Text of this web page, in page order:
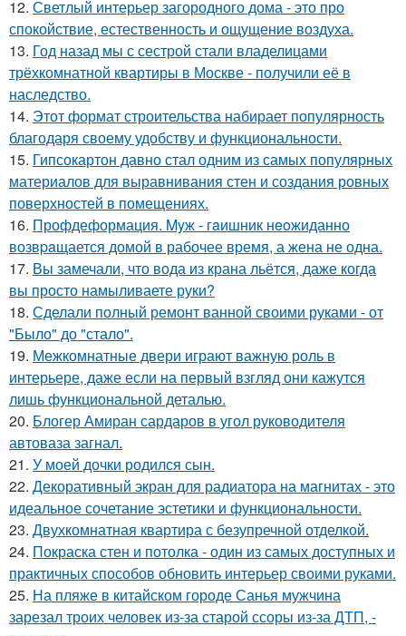
12. Светлый интерьер загородного дома - это про
спокойствие, естественность и ощущение воздуха.
13. Год назад мы с сестрой стали владелицами
трёхкомнатной квартиры в Москве - получили её в
наследство.
14. Этот формат строительства набирает популярность
благодаря своему удобству и функциональности.
15. Гипсокартон давно стал одним из самых популярных
материалов для выравнивания стен и создания ровных
поверхностей в помещениях.
16. Профдеформация. Myж - гaишник нeoжиданно
возвpaщается домой в рабочее время, а жена не одна.
17. Вы замечали, что вода из крана льётся, даже когда
вы просто намыливаете руки?
18. Сделали полный ремонт ванной своими руками - от
"Было" до "стало".
19. Межкомнатные двери играют важную роль в
интерьере, даже если на первый взгляд они кажутся
лишь функциональной деталью.
20. Блогер Амиран сардаров в угол руководителя
автоваза загнал.
21. У моей дочки родился сын.
22. Декоративный экран для радиатора на магнитах - это
идеальное сочетание эстетики и функциональности.
23. Двухкомнатная квартира с безупречной отделкой.
24. Покраска стен и потолка - один из самых доступных и
практичных способов обновить интерьер своими руками.
25. На пляже в китайском городе Санья мужчина
зарезал троих человек из-за старой ссоры из-за ДТП, -